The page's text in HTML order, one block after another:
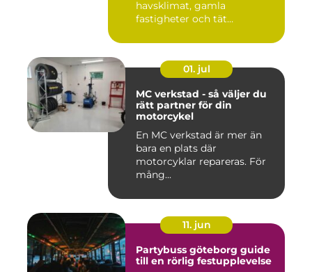
havsklimat, gamla
fastigheter och tät
01. jul
MC verkstad - så väljer du
rätt partner för din
motorcykel
En MC verkstad är mer än
bara en plats där
motorcyklar repareras. För
mång...
11. jun
Partybuss göteborg guide
till en rörlig festupplevelse